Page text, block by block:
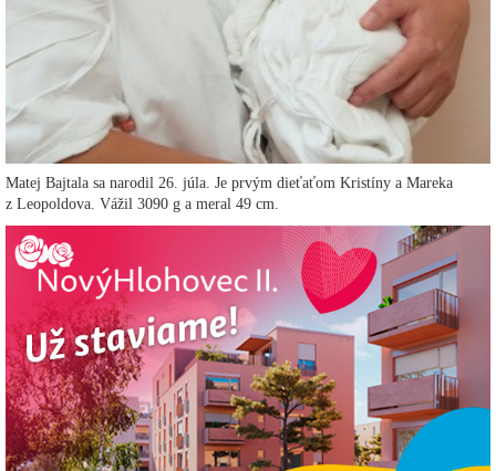
Matej Bajtala sa narodil 26. júla. Je prvým dieťaťom Kristíny a Mareka
z Leopoldova. Vážil 3090 g a meral 49 cm.